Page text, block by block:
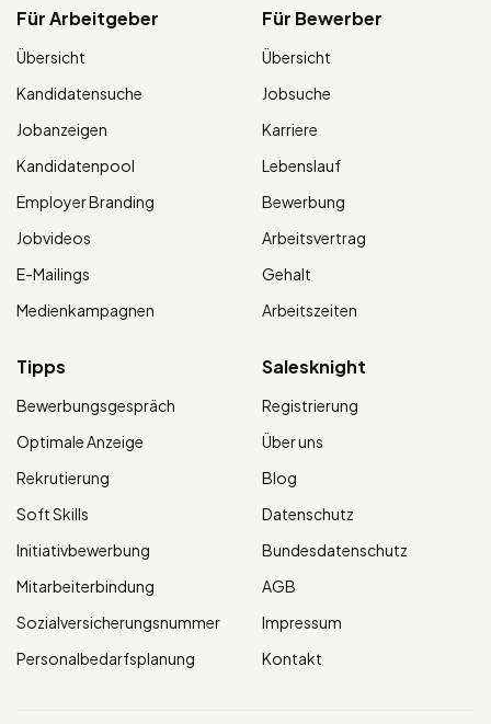
Für Arbeitgeber
Übersicht
Kandidatensuche
Jobanzeigen
Kandidatenpool
Employer Branding
Jobvideos
E-Mailings
Medienkampagnen
Für Bewerber
Übersicht
Jobsuche
Karriere
Lebenslauf
Bewerbung
Arbeitsvertrag
Gehalt
Arbeitszeiten
Tipps
Bewerbungsgespräch
Optimale Anzeige
Rekrutierung
Soft Skills
Initiativbewerbung
Mitarbeiterbindung
Sozialversicherungsnummer
Personalbedarfsplanung
Salesknight
Registrierung
Über uns
Blog
Datenschutz
Bundesdatenschutz
AGB
Impressum
Kontakt